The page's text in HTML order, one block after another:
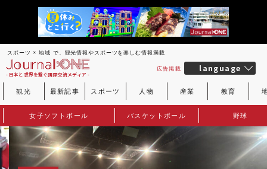
スポーツ × 地域 で、観光情報やスポーツを楽しむ情報満載
- 日本と世界を繋ぐ国際交流メディア -
広告掲載 language
観光 最新記事 スポーツ 人物 産業 教育
女子ソフトボール バスケットボール 野球